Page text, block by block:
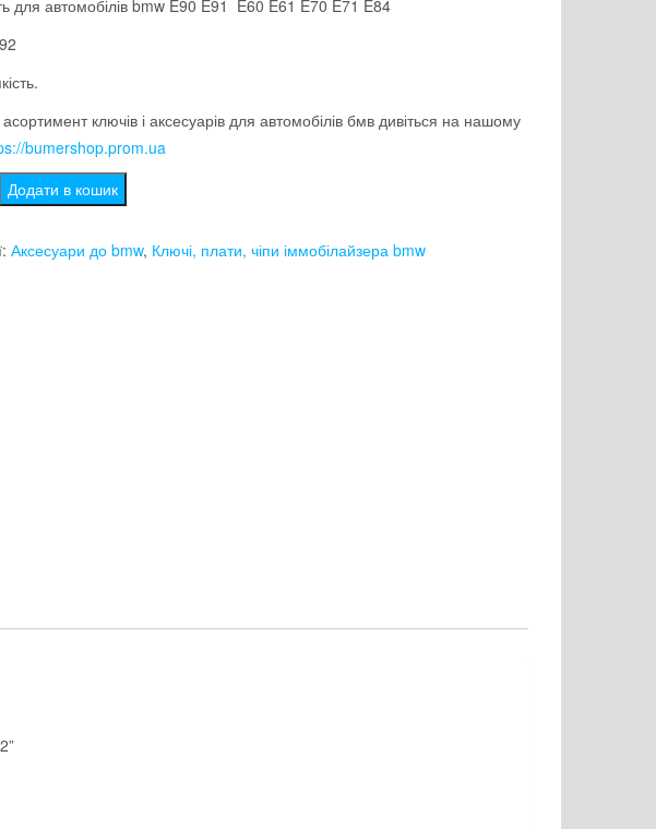
для автомобілів bmw E90 E91 E60 E61 E70 E71 E84
ключів і аксесуарів для автомобілів бмв дивіться на нашому
bumershop.prom.ua
Додати в кошик
Аксесуари до bmw, Ключі, плати, чіпи іммобілайзера bmw